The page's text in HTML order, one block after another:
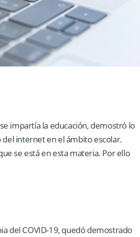
impartía la educación, demostró lo
internet en el ámbito escolar.
se está en esta materia. Por ello
del COVID-19, quedó demostrado